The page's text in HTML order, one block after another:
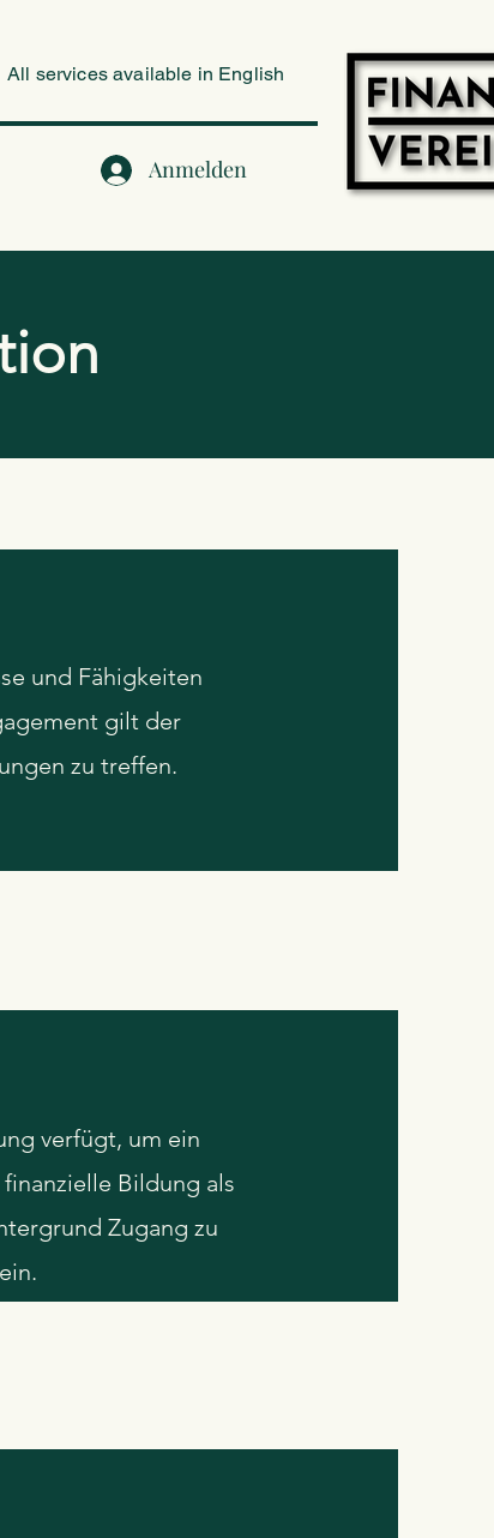
All services available in English
Anmelden
und Fähigkeiten
gilt der
zu treffen.
verfügt, um ein
Bildung als
Zugang zu